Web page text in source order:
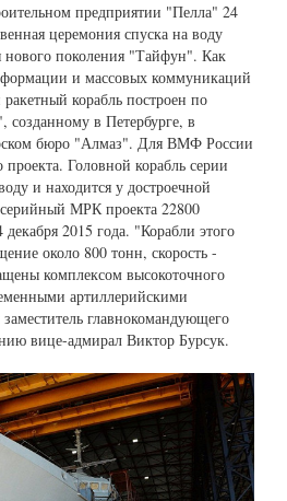
предприятии "Пелла" 24
церемония спуска на воду
нового поколения "Тайфун". Как
и массовых коммуникаций
корабль построен по
созданному в Петербурге, в
бюро "Алмаз". Для ВМФ России
Головной корабль серии
и находится у достроечной
МРК проекта 22800
2015 года. "Корабли этого
около 800 тонн, скорость -
комплексом высокоточного
артиллерийскими
главнокомандующего
вице-адмирал Виктор Бурсук.